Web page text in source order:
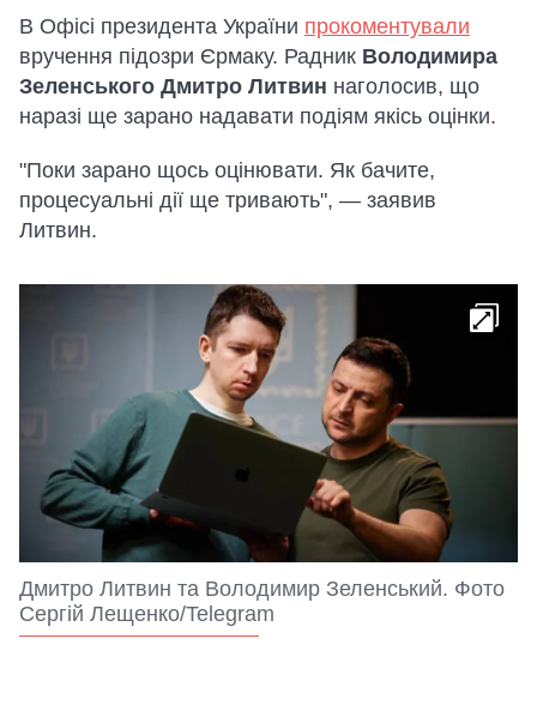
В Офісі президента України прокоментували
вручення підозри Єрмаку. Радник Володимира
Зеленського Дмитро Литвин наголосив, що
наразі ще зарано надавати подіям якісь оцінки.
"Поки зарано щось оцінювати. Як бачите,
процесуальні дії ще тривають", — заявив
Литвин.
Дмитро Литвин та Володимир Зеленський. Фото
Сергій Лещенко/Telegram